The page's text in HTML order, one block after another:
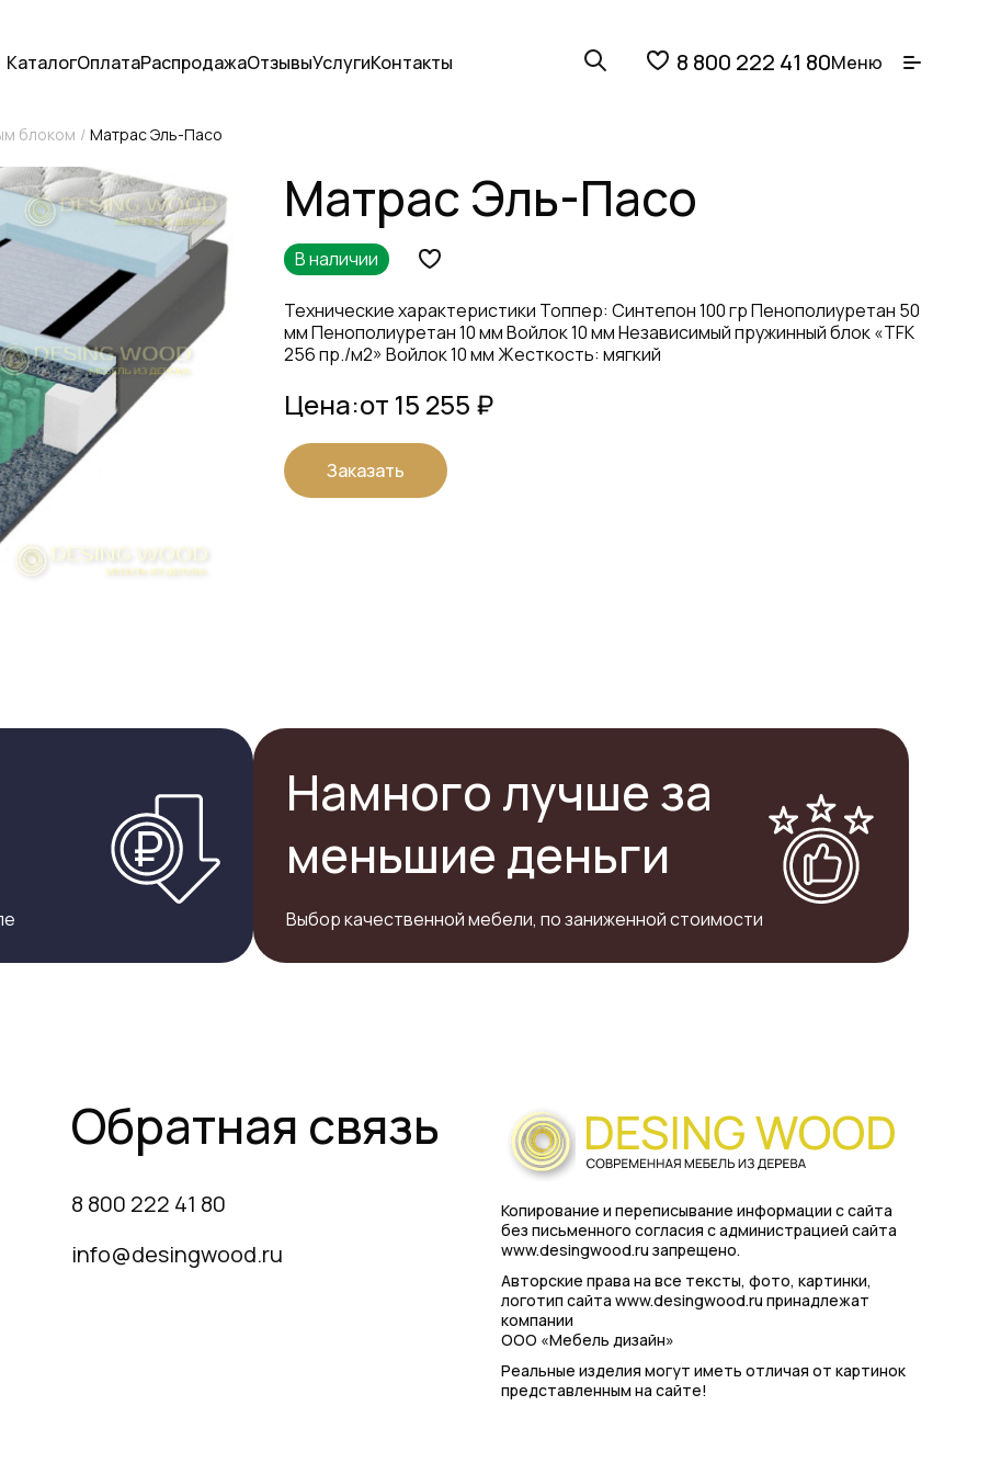
КаталогОплатаРаспродажаОтзывыУслугиКонтакты 8 800 222 41 80Меню
блоком Матрас Эль-Пасо
Матрас Эль-Пасо
В наличии
Технические характеристики Топпер: Синтепон 100 гр Пенополиуретан 50
мм Пенополиуретан 10 мм Войлок 10 мм Независимый пружинный блок «TFK
256 пр./м2» Войлок 10 мм Жесткость: мягкий
Цена:от 15 255 ₽
Заказать
Намного лучше за
меньшие деньги
Выбор качественной мебели, по заниженной стоимости
Обратная связь
8 800 222 41 80
info@desingwood.ru
Копирование и переписывание информации с сайта
без письменного согласия с администрацией сайта
www.desingwood.ru запрещено.
Авторские права на все тексты, фото, картинки,
логотип сайта www.desingwood.ru принадлежат
компании
ООО «Мебель дизайн»
Реальные изделия могут иметь отличая от картинок
представленным на сайте!